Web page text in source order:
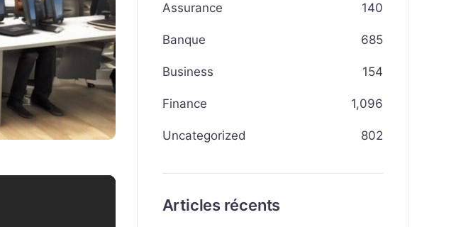
Assurance 140
Banque 685
Business 154
Finance 1,096
Uncategorized 802
Articles récents